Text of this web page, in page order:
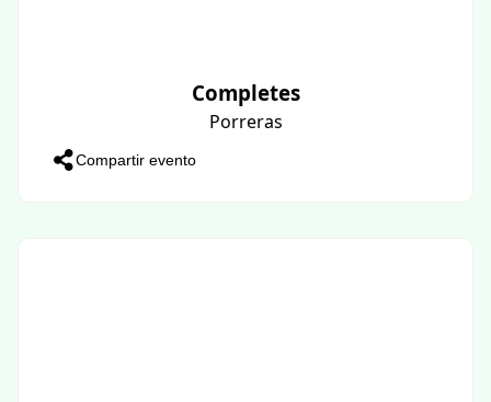
Completes
Porreras
Compartir evento